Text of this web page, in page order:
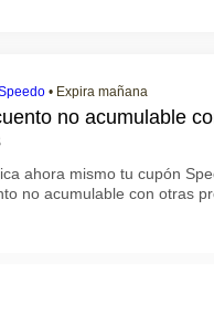
• Expira mañana
no acumulable
ahora mismo tu cupón
no acumulable con otras